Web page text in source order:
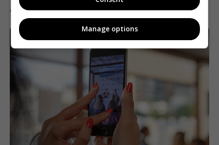
бійтеся жити і розвиватися зі своєю ідеєю»
Manage options